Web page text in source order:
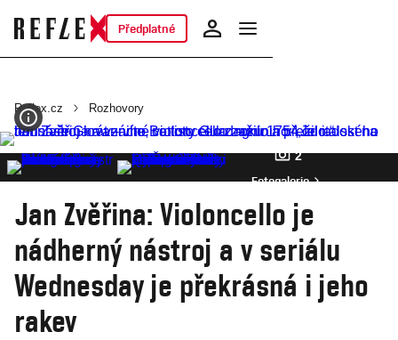
Předplatné
Reflex.cz Rozhovory
2
Fotogalerie
Jan Zvěřina: Violoncello je
nádherný nástroj a v seriálu
Wednesday je překrásná i jeho
rakev